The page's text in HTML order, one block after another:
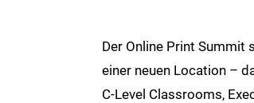
Der Online Print Summit
einer neuen Location –
C-Level Classrooms,